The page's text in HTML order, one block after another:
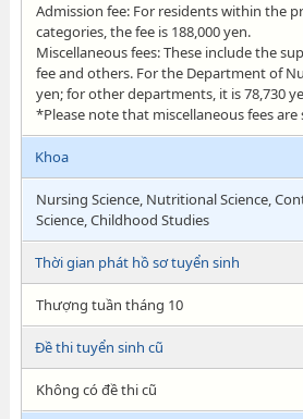
Admission fee: For residents within the
categories, the fee is 188,000 yen.
Miscellaneous fees: These include the
fee and others. For the Department of
yen; for other departments, it is 78,730
*Please note that miscellaneous fees
Khoa
Nursing Science, Nutritional Science,
Science, Childhood Studies
Thời gian phát hồ sơ tuyển sinh
Thượng tuần tháng 10
Đề thi tuyển sinh cũ
Không có đề thi cũ